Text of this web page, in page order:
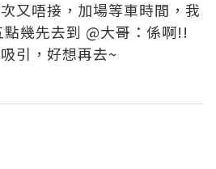
又唔接，加場等車時間，我
幾先去到 @大哥：係啊!!
引，好想再去~